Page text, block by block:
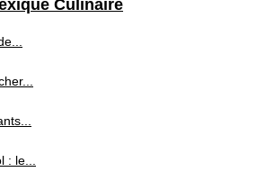
Culinaire
le...